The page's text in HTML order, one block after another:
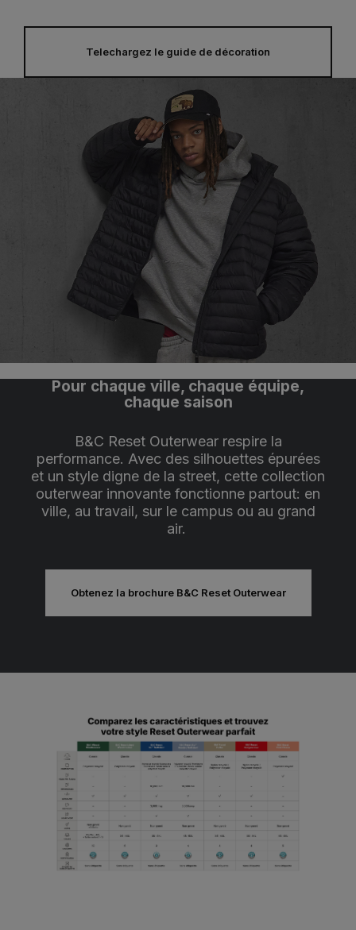
Telechargez le guide de décoration
Pour chaque ville, chaque équipe,
chaque saison
B&C Reset Outerwear respire la
performance. Avec des silhouettes épurées
et un style digne de la street, cette collection
outerwear innovante fonctionne partout: en
ville, au travail, sur le campus ou au grand
air.
Obtenez la brochure B&C Reset Outerwear